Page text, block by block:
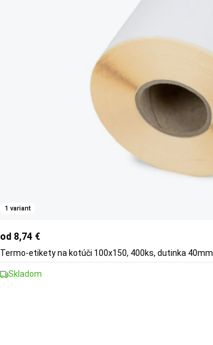
1 variant
od 8,74 €
Termo-etikety na kotúči 100x150, 400ks, dutinka 40mm
Skladom